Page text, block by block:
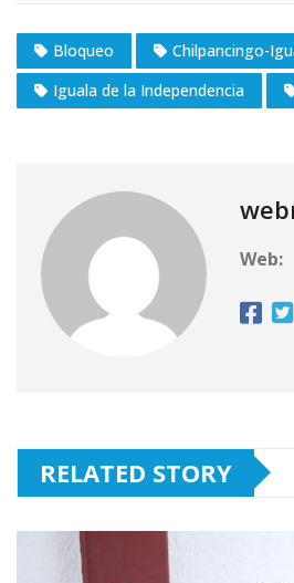
Bloqueo
Chilpancingo-
Iguala de la Independencia
Web:
RELATED STORY